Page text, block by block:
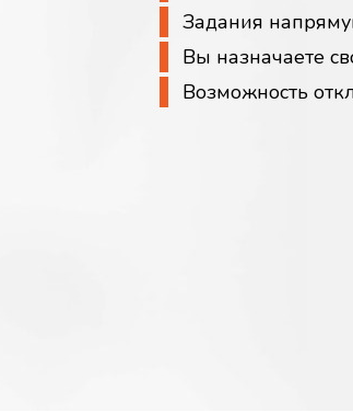
Задания
Вы назначаете
Возможность